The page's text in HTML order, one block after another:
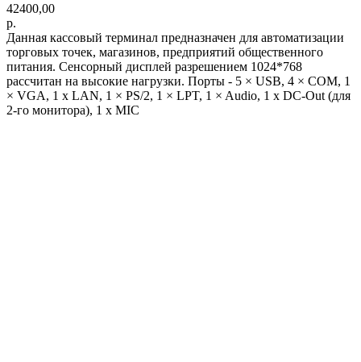
42400,00
р.
Данная кассовый терминал предназначен для автоматизации
торговых точек, магазинов, предприятий общественного
питания. Сенсорный дисплей разрешением 1024*768
рассчитан на высокие нагрузки. Порты - 5 × USB, 4 × COM, 1
× VGA, 1 x LAN, 1 × PS/2, 1 × LPT, 1 × Audio, 1 x DC-Out (для
2-го монитора), 1 x MIC